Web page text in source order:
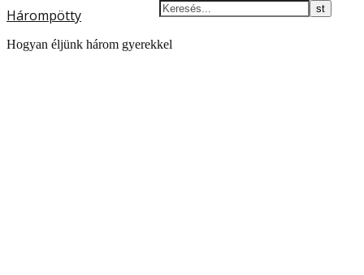
Hárompötty
Hogyan éljünk három gyerekkel